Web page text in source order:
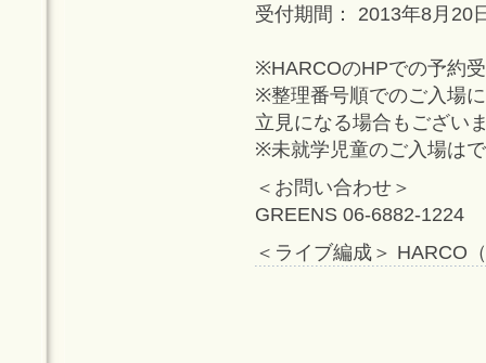
受付期間： 2013年8月20
※HARCOのHPでの予約
※整理番号順でのご入場
立見になる場合もござい
※未就学児童のご入場は
＜お問い合わせ＞
GREENS 06-6882-1224
＜ライブ編成＞ HARCO